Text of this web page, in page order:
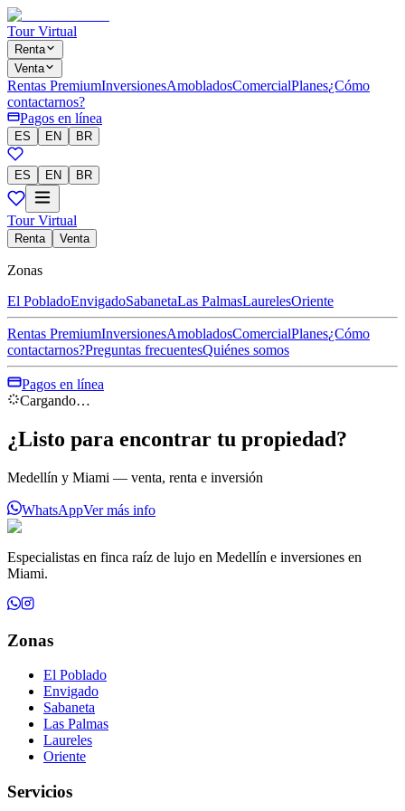
Tour Virtual
Renta
Venta
Rentas PremiumInversionesAmobladosComercialPlanes¿Cómo
contactarnos?
Pagos en línea
ES EN BR
ES EN BR
Tour Virtual
Renta Venta
Zonas
El PobladoEnvigadoSabanetaLas PalmasLaurelesOriente
Rentas PremiumInversionesAmobladosComercialPlanes¿Cómo
contactarnos?Preguntas frecuentesQuiénes somos
Pagos en línea
Cargando…
¿Listo para encontrar tu propiedad?
Medellín y Miami — venta, renta e inversión
WhatsAppVer más info
Especialistas en finca raíz de lujo en Medellín e inversiones en
Miami.
Zonas
El Poblado
Envigado
Sabaneta
Las Palmas
Laureles
Oriente
Servicios